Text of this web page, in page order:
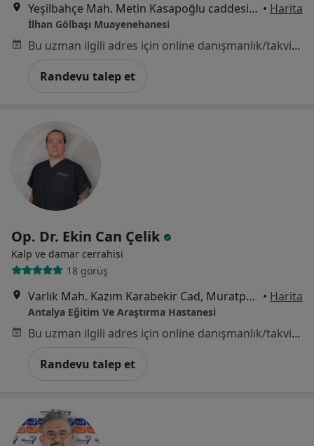
Yeşilbahçe Mah. Metin Kasapoğlu caddesi Yorgancıoğlu Sit. A blk 27/4, Antalya • Harita
İlhan Gölbaşı Muayenehanesi
Bu uzman ilgili adres için online danışmanlık/takvim sunmuyor.
Randevu talep et
Op. Dr. Ekin Can Çelik
Kalp ve damar cerrahisi
18 görüş
Varlık Mah. Kazım Karabekir Cad, Muratpaşa • Harita
Antalya Eğitim Ve Araştırma Hastanesi
Bu uzman ilgili adres için online danışmanlık/takvim sunmuyor.
Randevu talep et